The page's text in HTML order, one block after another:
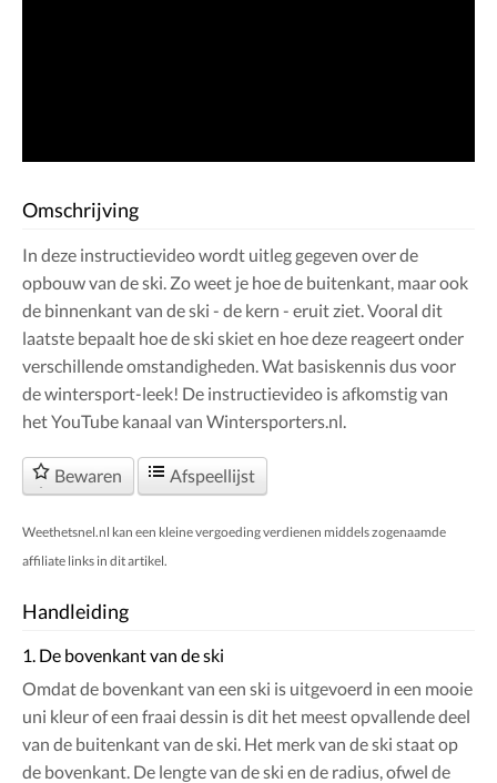
Omschrijving
In deze instructievideo wordt uitleg gegeven over de
opbouw van de ski. Zo weet je hoe de buitenkant, maar ook
de binnenkant van de ski - de kern - eruit ziet. Vooral dit
laatste bepaalt hoe de ski skiet en hoe deze reageert onder
verschillende omstandigheden. Wat basiskennis dus voor
de wintersport-leek! De instructievideo is afkomstig van
het YouTube kanaal van Wintersporters.nl.
Bewaren Afspeellijst
Weethetsnel.nl kan een kleine vergoeding verdienen middels zogenaamde
affiliate links in dit artikel.
Handleiding
1. De bovenkant van de ski
Omdat de bovenkant van een ski is uitgevoerd in een mooie
uni kleur of een fraai dessin is dit het meest opvallende deel
van de buitenkant van de ski. Het merk van de ski staat op
de bovenkant. De lengte van de ski en de radius, ofwel de